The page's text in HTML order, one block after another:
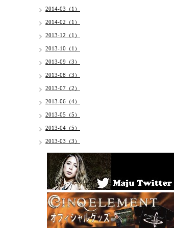
2014-03（1）
2014-02（1）
2013-12（1）
2013-10（1）
2013-09（3）
2013-08（3）
2013-07（2）
2013-06（4）
2013-05（5）
2013-04（5）
2013-03（3）